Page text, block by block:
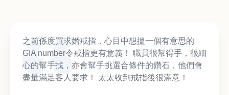
之前係度買求婚戒指，心目中想搵一個有意思的
GIA number令戒指更有意義！ 職員很幫得手，很細
心的幫手找，亦會幫手挑選合條件的鑽石，他們會
盡量滿足客人要求！ 太太收到戒指後很滿意！